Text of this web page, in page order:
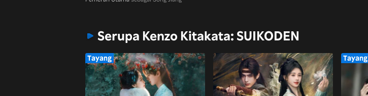
Serupa Kenzo Kitakata: SUIKODEN
Tayang Tayang